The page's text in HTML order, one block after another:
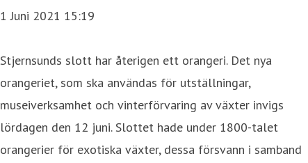
1 Juni 2021 15:19
Stjernsunds slott har återigen ett orangeri. Det nya
orangeriet, som ska användas för utställningar,
museiverksamhet och vinterförvaring av växter invigs
lördagen den 12 juni. Slottet hade under 1800-talet
orangerier för exotiska växter, dessa försvann i samband